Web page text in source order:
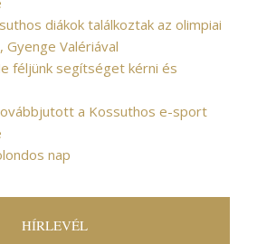
diákok találkoztak az olimpiai
Gyenge Valériával
féljünk segítséget kérni és
a Kossuthos e-sport
nap
HÍRLEVÉL